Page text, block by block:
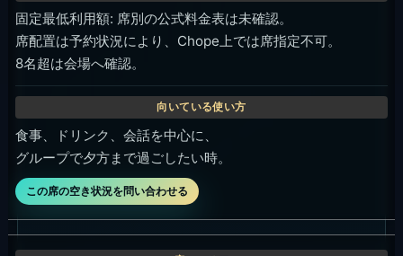
固定最低利用額: 席別の公式料金表は未確認。
席配置は予約状況により、Chope上では席指定不可。
8名超は会場へ確認。
食事、ドリンク、会話を中心に、
グループで夕方まで過ごしたい時。
この席の空き状況を問い合わせる